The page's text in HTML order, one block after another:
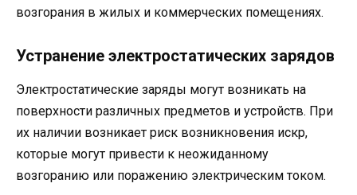
возгорания в жилых и коммерческих помещениях.
Устранение электростатических зарядов
Электростатические заряды могут возникать на
поверхности различных предметов и устройств. При
их наличии возникает риск возникновения искр,
которые могут привести к неожиданному
возгоранию или поражению электрическим током.